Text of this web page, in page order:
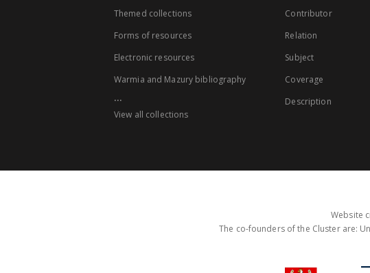
Themed collections
Forms of resources
Electronic resources
Warmia and Mazury bibliography
...
View all collections
Contributor
Relation
Subject
Coverage
Description
Website
The co-founders of the Cluster are: